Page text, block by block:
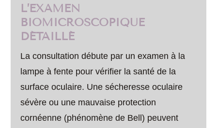
L’EXAMEN
BIOMICROSCOPIQUE
DÉTAILLÉ
La consultation débute par un examen à la
lampe à fente pour vérifier la santé de la
surface oculaire. Une sécheresse oculaire
sévère ou une mauvaise protection
cornéenne (phénomène de Bell) peuvent